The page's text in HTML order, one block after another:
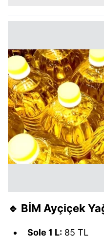
🔹 BİM Ayçiçek
Sole 1 L: 85 TL